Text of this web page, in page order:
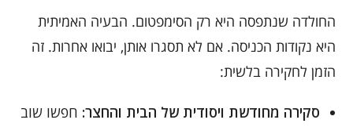
החולדה שנתפסה היא רק הסימפטום. הבעיה האמיתית
היא נקודות הכניסה. אם לא תסגרו אותן, יבואו אחרות. זה
הזמן לחקירה בלשית:
סקירה מחודשת ויסודית של הבית והחצר: חפשו שוב